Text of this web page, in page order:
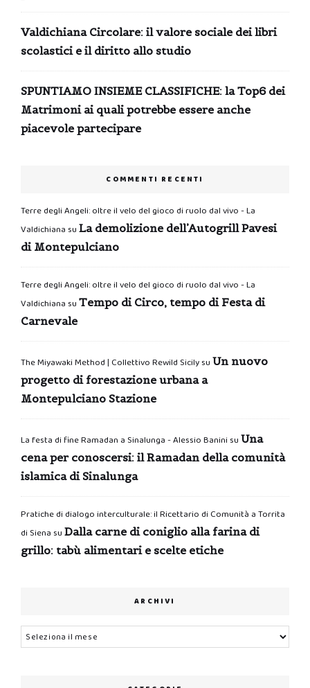
Valdichiana Circolare: il valore sociale dei libri
scolastici e il diritto allo studio
SPUNTIAMO INSIEME CLASSIFICHE: la Top6 dei
Matrimoni ai quali potrebbe essere anche
piacevole partecipare
COMMENTI RECENTI
Terre degli Angeli: oltre il velo del gioco di ruolo dal vivo - La
Valdichiana su La demolizione dell’Autogrill Pavesi
di Montepulciano
Terre degli Angeli: oltre il velo del gioco di ruolo dal vivo - La
Valdichiana su Tempo di Circo, tempo di Festa di
Carnevale
The Miyawaki Method | Collettivo Rewild Sicilysu Un nuovo
progetto di forestazione urbana a
Montepulciano Stazione
La festa di fine Ramadan a Sinalunga - Alessio Banini su Una
cena per conoscersi: il Ramadan della comunità
islamica di Sinalunga
Pratiche di dialogo interculturale: il Ricettario di Comunità a Torrita
di Siena su Dalla carne di coniglio alla farina di
grillo: tabù alimentari e scelte etiche
ARCHIVI
Archivi